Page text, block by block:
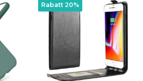
Rabatt 20%